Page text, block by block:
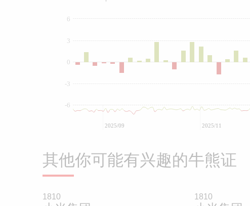
0
-6
-3
3
6
2025/09 2025/11
其他你可能有兴趣的牛熊证
1810 1810